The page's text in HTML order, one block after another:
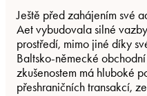
Ještě před zahájením své
Aet vybudovala silné
prostředí, mimo jiné díky
Baltsko-německé
zkušenostem má hluboké
přeshraničních transakcí,